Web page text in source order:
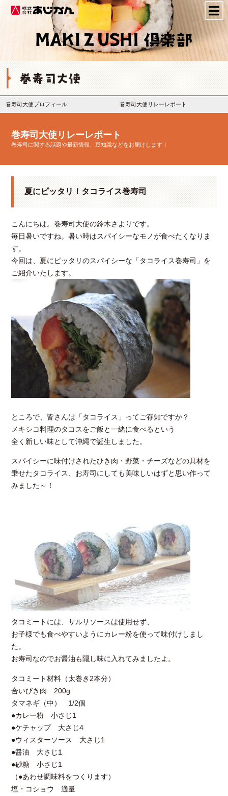
株式会社あじかん
巻寿司大使プロフィール 巻寿司大使リレーレポート
巻寿司大使リレーレポート
巻寿司に関する話題や最新情報、豆知識などをお届けします！
夏にピッタリ！タコライス巻寿司
こんにちは。巻寿司大使の鈴木さよりです。
毎日暑いですね。暑い時はスパイシーなモノが食べたくなりま
す。
今回は、夏にピッタリのスパイシーな「タコライス巻寿司」を
ご紹介いたします。
ところで、皆さんは「タコライス」ってご存知ですか？
メキシコ料理のタコスをご飯と一緒に食べるという
全く新しい味として沖縄で誕生しました。
スパイシーに味付けされたひき肉・野菜・チーズなどの具材を
乗せたタコライス、お寿司にしても美味しいはずと思い作って
みました～！
タコミートには、サルサソースは使用せず、
お子様でも食べやすいようにカレー粉を使って味付けしまし
た。
お寿司なのでお醤油も隠し味に入れてみましたよ。
タコミート材料（太巻き2本分）
合いびき肉 200g
タマネギ（中） 1/2個
●カレー粉 小さじ1
●ケチャップ 大さじ4
●ウィスターソース 大さじ1
●醤油 大さじ1
●砂糖 小さじ1
（●あわせ調味料をつくります）
塩・コショウ 適量